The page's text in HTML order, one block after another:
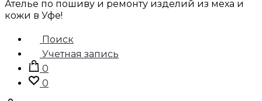
Ателье по пошиву и ремонту изделий из меха и
кожи в Уфе!
Поиск
Учетная запись
0
0